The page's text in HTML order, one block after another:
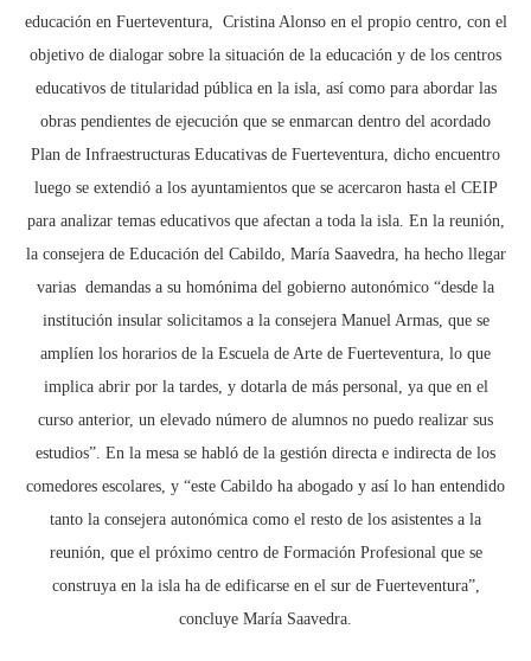
educación en Fuerteventura, Cristina Alonso en el propio centro, con el
objetivo de dialogar sobre la situación de la educación y de los centros
educativos de titularidad pública en la isla, así como para abordar las
obras pendientes de ejecución que se enmarcan dentro del acordado
Plan de Infraestructuras Educativas de Fuerteventura, dicho encuentro
luego se extendió a los ayuntamientos que se acercaron hasta el CEIP
para analizar temas educativos que afectan a toda la isla. En la reunión,
la consejera de Educación del Cabildo, María Saavedra, ha hecho llegar
varias demandas a su homónima del gobierno autonómico “desde la
institución insular solicitamos a la consejera Manuel Armas, que se
amplíen los horarios de la Escuela de Arte de Fuerteventura, lo que
implica abrir por la tardes, y dotarla de más personal, ya que en el
curso anterior, un elevado número de alumnos no puedo realizar sus
estudios”. En la mesa se habló de la gestión directa e indirecta de los
comedores escolares, y “este Cabildo ha abogado y así lo han entendido
tanto la consejera autonómica como el resto de los asistentes a la
reunión, que el próximo centro de Formación Profesional que se
construya en la isla ha de edificarse en el sur de Fuerteventura”,
concluye María Saavedra.